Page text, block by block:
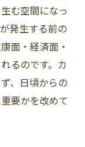
む空間になっ
発生する前の
面・経済面・
るのです。カ
、日頃からの
要かを改めて